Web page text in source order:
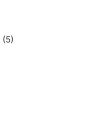
(5)